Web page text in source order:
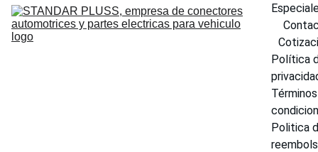
Política
Politica